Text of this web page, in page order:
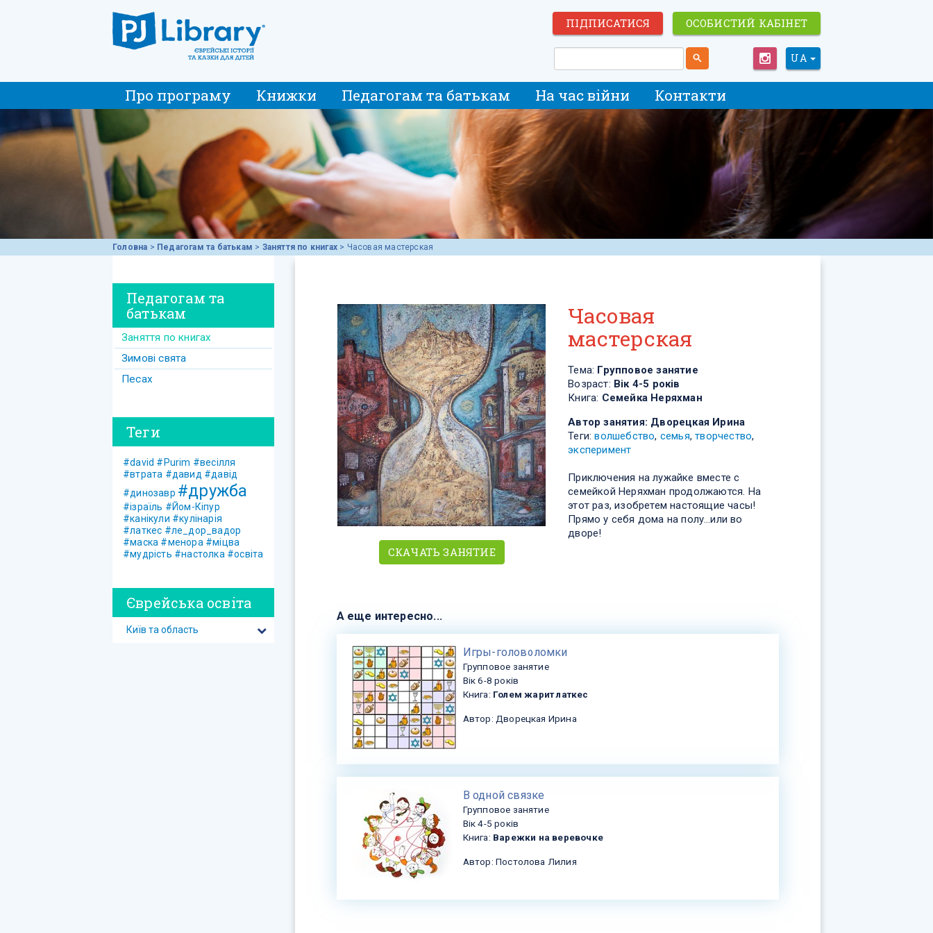
ПІДПИСАТИСЯ ОСОБИСТИЙ КАБІНЕТ
UA
Про програму Книжки Педагогам та батькам На час війни Контакти
Головна > Педагогам та батькам > Заняття по книгах > Часовая мастерская
СКАЧАТЬ ЗАНЯТИЕ
Часовая
мастерская
Тема: Групповое занятие
Возраст: Вік 4-5 років
Книга: Семейка Неряхман
Автор занятия: Дворецкая Ирина
Теги:волшебство, семья,творчество,
эксперимент
Приключения на лужайке вместе с
семейкой Неряхман продолжаются. На
этот раз, изобретем настоящие часы!
Прямо у себя дома на полу…или во
дворе!
А еще интересно...
​Игры-головоломки
Групповое занятие
Вік 6-8 років
Книга: Голем жарит латкес
Автор: Дворецкая Ирина
В одной связке
Групповое занятие
Вік 4-5 років
Книга: Варежки на веревочке
Автор: Постолова Лилия
Педагогам та
батькам
Заняття по книгах
Зимові свята
Песах
Теги
#david #Purim #весілля
#втрата #давид #давід
#динозавр #дружба
#ізраїль #Йом-Кіпур
#канікули #кулінарія
#латкес #ле_дор_вадор
#маска #менора #міцва
#мудрість #настолка #освіта
Єврейська освіта